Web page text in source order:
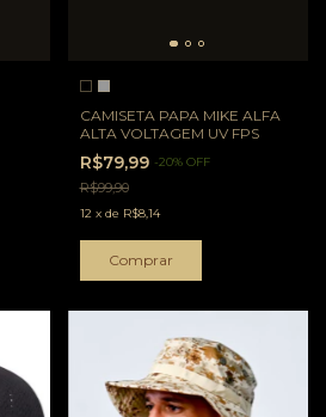
CAMISETA PAPA MIKE ALFA
ALTA VOLTAGEM UV FPS
R$79,99 -20% OFF
R$99,90
12 x de R$8,14
Comprar